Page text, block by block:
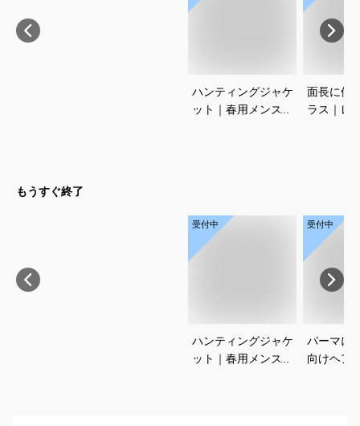
ハンティングジャケ
ット｜春用メンズ向
面長に似
ラス｜レ
もうすぐ終了
受付中
ハンティングジャケ
ット｜春用メンズ向
受付中
パーマに
向けヘア